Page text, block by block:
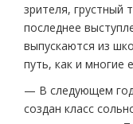
зрителя, грустный
последнее
выпускаются из
путь, как и многие
— В следующем
создан класс